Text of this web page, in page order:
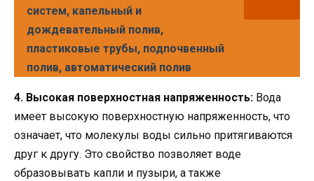
систем, капельный и
дождевательный полив,
пластиковые трубы, подпочвенный
полив, автоматический полив
4. Высокая поверхностная напряженность: Вода
имеет высокую поверхностную напряженность, что
означает, что молекулы воды сильно притягиваются
друг к другу. Это свойство позволяет воде
образовывать капли и пузыри, а также